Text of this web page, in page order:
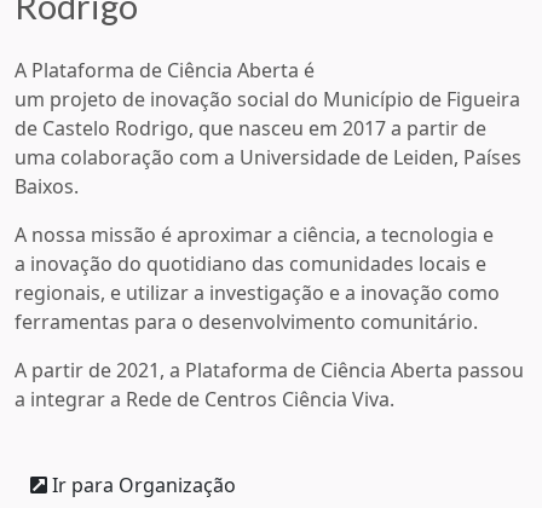
A Plataforma de Ciência Aberta é
um projeto de inovação social do Município de Figueira
de Castelo Rodrigo, que nasceu em 2017 a partir de
uma colaboração com a Universidade de Leiden, Países
Baixos.
​A nossa missão é aproximar a ciência, a tecnologia e
a inovação do quotidiano das comunidades locais e
regionais, e utilizar a investigação e a inovação como
ferramentas para o desenvolvimento comunitário.
A partir de 2021, a Plataforma de Ciência Aberta passou
a integrar a Rede de Centros Ciência Viva.
Ir para Organização